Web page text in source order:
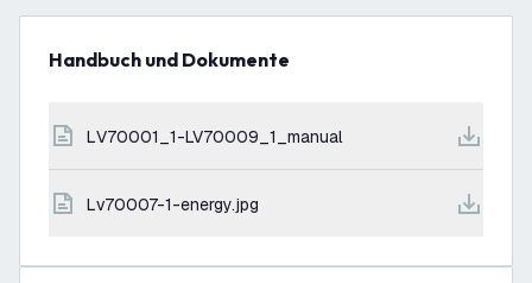
Handbuch und Dokumente
LV70001_1-LV70009_1_manual
lv70007-1-energy.jpg